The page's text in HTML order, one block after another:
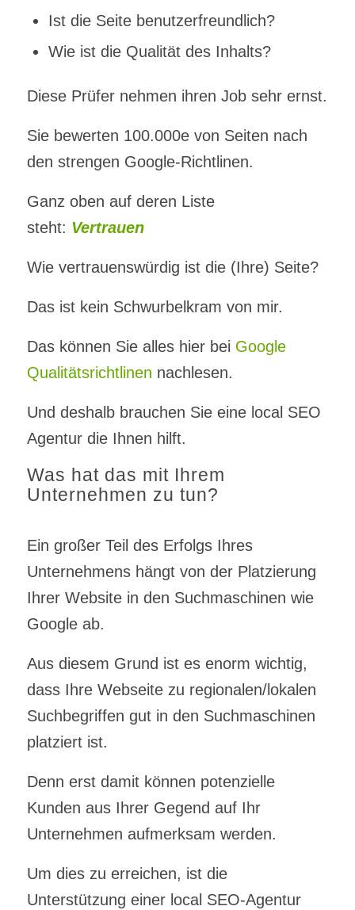
Ist die Seite benutzerfreundlich?
Wie ist die Qualität des Inhalts?
Diese Prüfer nehmen ihren Job sehr ernst.
Sie bewerten 100.000e von Seiten nach
den strengen Google-Richtlinen.
Ganz oben auf deren Liste
steht: Vertrauen
Wie vertrauenswürdig ist die (Ihre) Seite?
Das ist kein Schwurbelkram von mir.
Das können Sie alles hier bei Google
Qualitätsrichtlinen nachlesen.
Und deshalb brauchen Sie eine local SEO
Agentur die Ihnen hilft.
Was hat das mit Ihrem
Unternehmen zu tun?
Ein großer Teil des Erfolgs Ihres
Unternehmens hängt von der Platzierung
Ihrer Website in den Suchmaschinen wie
Google ab.
Aus diesem Grund ist es enorm wichtig,
dass Ihre Webseite zu regionalen/lokalen
Suchbegriffen gut in den Suchmaschinen
platziert ist.
Denn erst damit können potenzielle
Kunden aus Ihrer Gegend auf Ihr
Unternehmen aufmerksam werden.
Um dies zu erreichen, ist die
Unterstützung einer local SEO-Agentur